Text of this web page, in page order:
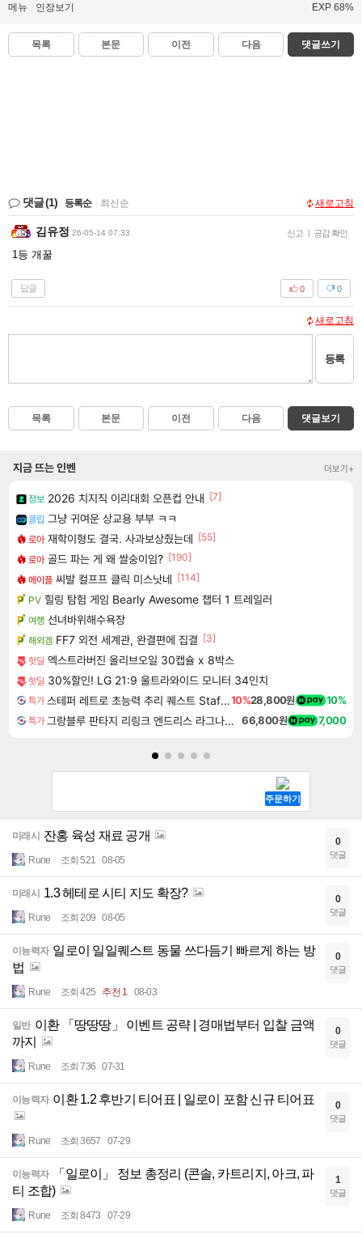
메뉴 인장보기 EXP 68%
목록 본문 이전 다음 댓글쓰기
댓글(1) 등록순 최신순 새로고침
김유정 26-05-14 07:33 신고 | 공감 확인
1등 개꿀
답글 0
0
새로고침
등록
목록 본문 이전 다음 댓글보기
지금 뜨는 인벤 더보기+
정보 2026 치지직 이리대회 오픈컵 안내 [7]
클립 그냥 귀여운 상교용 부부 ㅋㅋ
로아 재학이형도 결국. 사과보상줬는데 [55]
로아 골드 파는 게 왜 쌀숭이임? [190]
메이플 씨발 컬프프 클릭 미스낫네 [114]
PV 힐링 탐험 게임 Bearly Awesome 챕터 1 트레일러
여행 선녀바위해수욕장
해외겜 FF7 외전 세계관, 완결편에 집결 [3]
핫딜 엑스트라버진 올리브오일 30캡슐 x 8박스
핫딜 30%할인! LG 21:9 울트라와이드 모니터 34인치
특가 스테퍼 레트로 초능력 추리 퀘스트 Staffer Retro A Supernatural Mystery Quest10%28,800원 10%
특가 그랑블루 판타지 리링크 엔드리스 라그나로크 Granblue Fantasy Relink Endless Ragnarok 66,800원 7,000
미래시 잔홍 육성 재료 공개
Rune 조회 521 08-05
0
댓글
미래시 1.3 헤테로 시티 지도 확장?
Rune 조회 209 08-05
0
댓글
이능력자 일로이 일일퀘스트 동물 쓰다듬기 빠르게 하는 방
법
Rune 조회 425 추천 1 08-03
0
댓글
일반 이환 「땅땅땅」 이벤트 공략 | 경매법부터 입찰 금액
까지
Rune 조회 736 07-31
0
댓글
이능력자 이환 1.2 후반기 티어표 | 일로이 포함 신규 티어표
Rune 조회 3657 07-29
0
댓글
이능력자
「일로이」 정보 총정리 (콘솔, 카트리지, 아크, 파
티 조합)
Rune 조회 8473 07-29
1
댓글